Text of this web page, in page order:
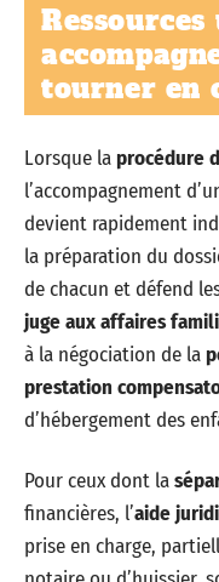
tourner en
Lorsque laprocédure
l’accompagnement
devient rapidement
la préparation du
de chacun et défend
juge aux affaires
à la négociation de la
prestation
d’hébergement des
Pour ceux dont la
financières, l’aide
prise en charge,